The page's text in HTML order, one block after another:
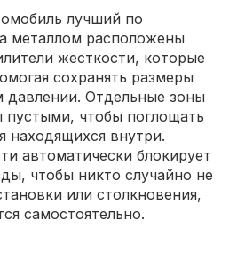
лучший по
металлом расположены
жесткости, которые
сохранять размеры
Отдельные зоны
пустыми, чтобы поглощать
находящихся внутри.
автоматически блокирует
чтобы никто случайно не
или столкновения,
самостоятельно.